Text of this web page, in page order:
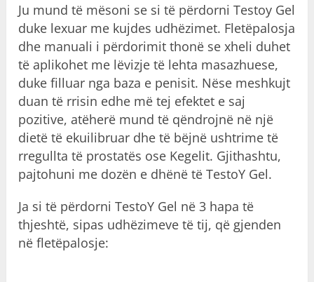
Ju mund të mësoni se si të përdorni Testoy Gel
duke lexuar me kujdes udhëzimet. Fletëpalosja
dhe manuali i përdorimit thonë se xheli duhet
të aplikohet me lëvizje të lehta masazhuese,
duke filluar nga baza e penisit. Nëse meshkujt
duan të rrisin edhe më tej efektet e saj
pozitive, atëherë mund të qëndrojnë në një
dietë të ekuilibruar dhe të bëjnë ushtrime të
rregullta të prostatës ose Kegelit. Gjithashtu,
pajtohuni me dozën e dhënë të TestoY Gel.
Ja si të përdorni TestoY Gel në 3 hapa të
thjeshtë, sipas udhëzimeve të tij, që gjenden
në fletëpalosje: